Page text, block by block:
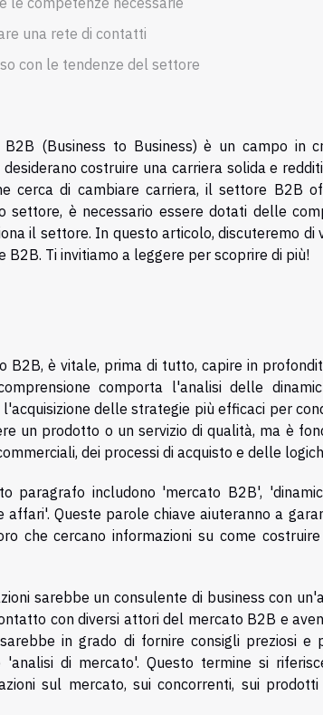
una rete di contatti
con le tendenze del settore
(Business to Business) è un campo in
costruire una carriera solida e
cerca di cambiare carriera, il settore B2B
settore, è necessario essere dotati delle
il settore. In questo articolo, discuteremo di
Ti invitiamo a leggere per scoprire di più!
B2B, è vitale, prima di tutto, capire in
comporta l'analisi delle
delle strategie più efficaci per
un prodotto o un servizio di qualità, ma è
dei processi di acquisto e delle
paragrafo includono 'mercato B2B',
Queste parole chiave aiuteranno a
che cercano informazioni su come
sarebbe un consulente di business con
con diversi attori del mercato B2B e
in grado di fornire consigli preziosi e
di mercato'. Questo termine si
sul mercato, sui concorrenti, sui